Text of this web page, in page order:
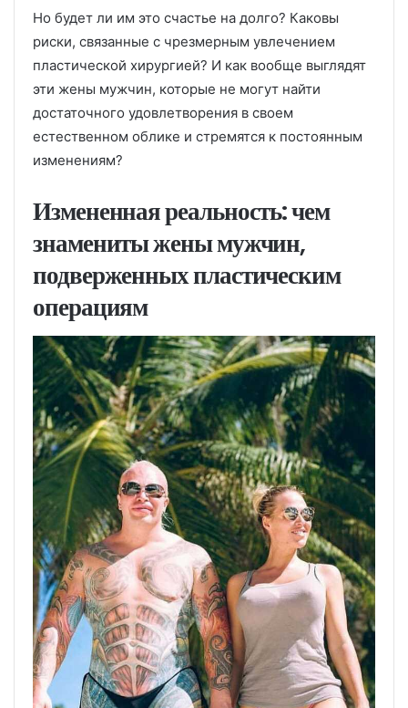
Но будет ли им это счастье на долго? Каковы
риски, связанные с чрезмерным увлечением
пластической хирургией? И как вообще выглядят
эти жены мужчин, которые не могут найти
достаточного удовлетворения в своем
естественном облике и стремятся к постоянным
изменениям?
Измененная реальность: чем
знамениты жены мужчин,
подверженных пластическим
операциям